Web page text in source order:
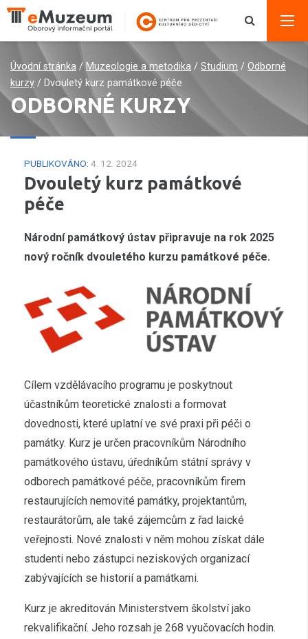
Úvodní stránka / Muzeologie a metodika / Studium / Odborné
kurzy / Dvouletý kurz památkové péče
ODBORNÉ KURZY
PUBLIKOVÁNO: 4. 12. 2024
Dvouletý kurz památkové
péče
Národní památkový ústav připravuje na rok 2025
nový ročník dvouletého kurzu památkové péče.
Cílem vzdělávacího programu je poskytnout
účastníkům teoretické znalosti a formovat
dovednosti, které uplatní ve své praxi při péči o
památky. Kurz je určen pracovníkům Národního
památkového ústavu, úředníkům státní správy v
odborech památkové péče, pracovníkům firem
restaurujících nemovité památky, projektantům,
restaurátorům, ale také zájemcům z řad laické
veřejnosti. Nové znalosti v něm mohou získat dále
studenti nebo zástupci neziskových organizací
zabývajících se historií a památkami.
Kurz je akreditován Ministerstvem školství jako
rekvalifikační. Jeho rozsah je 268 vyučovacích hodin.